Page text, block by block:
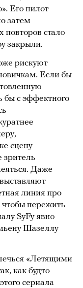
Его пилот
затем
повторов стало
закрыли.
рискуют
Если бы
бы с эффектного
сцену
зритель
Даже
линия про
чтобы пережить
SyFy явно
Шазеллу
«Летящими
как будто
сериала